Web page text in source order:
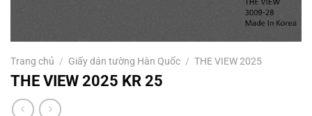
Trang chủ / Giấy dán tường Hàn Quốc / THE VIEW 2025
THE VIEW 2025 KR 25